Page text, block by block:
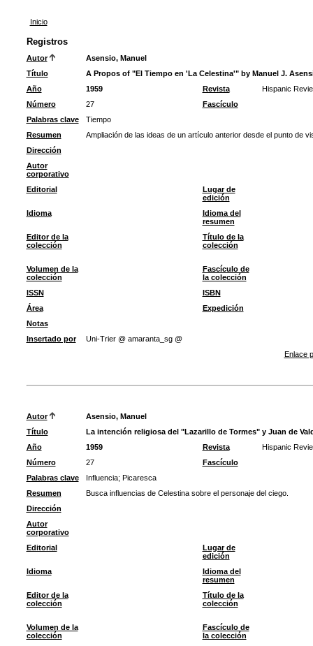
Inicio
Registros
Autor
Asensio, Manuel
Título
A Propos of "El Tiempo en 'La Celestina'" by Manuel J.
Año
1959 Revista
Hispanic
Número
27
Fascículo
Palabras clave
Tiempo
Resumen
Ampliación de las ideas de un artículo anterior desde el punto de
Dirección
Autor
corporativo
Editorial
Lugar de
edición
Idioma
Idioma del
resumen
Editor de la
colección
Título de la
colección
Volumen de la
colección
Fascículo de
la colección
ISSN
ISBN
Área
Expedición
Notas
Insertado por
Uni-Trier @ amaranta_sg @
Enlace
Autor
Asensio, Manuel
Título
La intención religiosa del "Lazarillo de Tormes" y Juan de
Año
1959 Revista
Hispanic
Número
27
Fascículo
Palabras clave
Influencia; Picaresca
Resumen
Busca influencias de Celestina sobre el personaje del ciego.
Dirección
Autor
corporativo
Editorial
Lugar de
edición
Idioma
Idioma del
resumen
Editor de la
colección
Título de la
colección
Volumen de la
colección
Fascículo de
la colección